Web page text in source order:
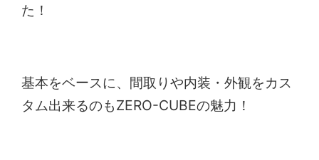
た！
基本をベースに、間取りや内装・外観をカス
タム出来るのもZERO-CUBEの魅力！